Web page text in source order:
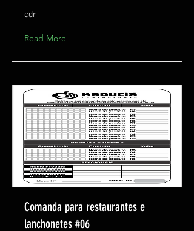
cdr
Read More
Comanda para restaurantes e
lanchonetes #06